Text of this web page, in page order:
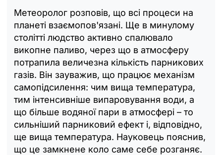
Метеоролог розповів, що всі процеси на
планеті взаємопов'язані. Ще в минулому
столітті людство активно спалювало
викопне паливо, через що в атмосферу
потрапила величезна кількість парникових
газів. Він зауважив, що працює механізм
самопідсилення: чим вища температура,
тим інтенсивніше випаровування води, а
що більше водяної пари в атмосфері – то
сильніший парниковий ефект і, відповідно,
ще вища температура. Науковець пояснив,
що це замкнене коло саме себе розганяє.